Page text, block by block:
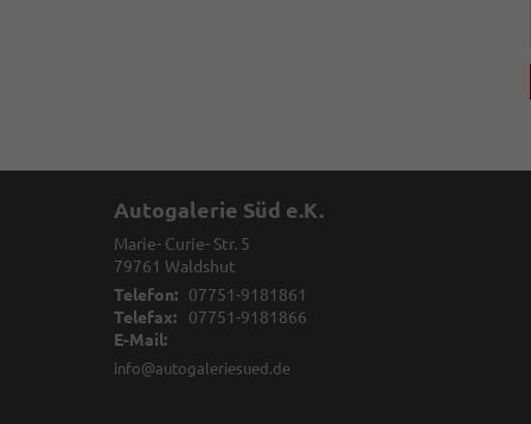
Autogalerie Süd e.K.
Marie- Curie- Str. 5
79761 Waldshut
Telefon:
07751-9181861
Telefax:
07751-9181866
E-Mail:
info@autogaleriesued.de